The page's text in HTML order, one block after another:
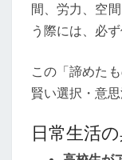
間、労力、空
う際には、必
この「諦めた
賢い選択・意
日常生活